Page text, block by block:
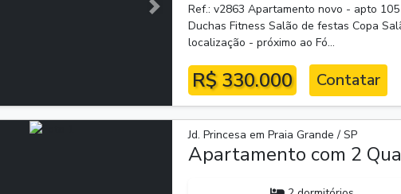
PróximaRef.: v2863 Apartamento novo - apto
Duchas Fitness Salão de festas Copa
localização - próximo ao Fó...
R$ 330.000 Contatar
Jd. Princesa em Praia Grande / SP
Apartamento com 2